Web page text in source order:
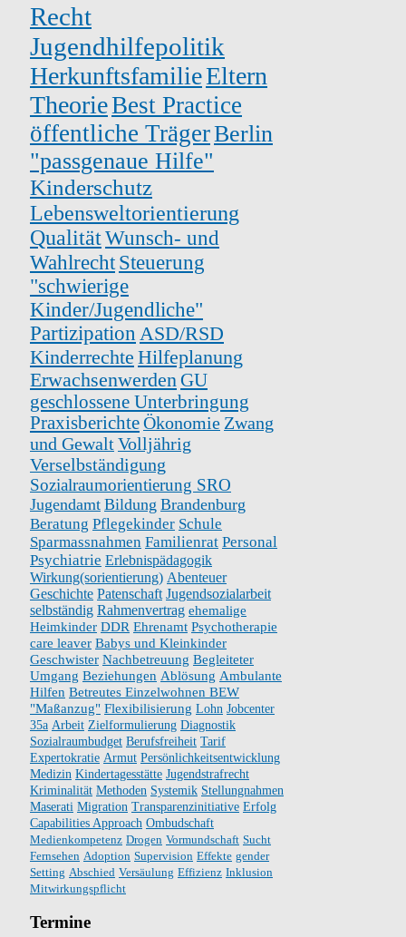
Recht
Jugendhilfepolitik
HerkunftsfamilieEltern
TheorieBest Practice
öffentliche TrägerBerlin
"passgenaue Hilfe"
Kinderschutz
Lebensweltorientierung
QualitätWunsch- und
Wahlrecht Steuerung
"schwierige
Kinder/Jugendliche"
Partizipation ASD/RSD
Kinderrechte Hilfeplanung
Erwachsenwerden GU
geschlossene Unterbringung
PraxisberichteÖkonomie Zwang
und GewaltVolljährig
Verselbständigung
Sozialraumorientierung SRO
Jugendamt Bildung Brandenburg
Beratung Pflegekinder Schule
Sparmassnahmen Familienrat Personal
Psychiatrie Erlebnispädagogik
Wirkung(sorientierung) Abenteuer
Geschichte Patenschaft Jugendsozialarbeit
selbständig Rahmenvertrag ehemalige
Heimkinder DDR Ehrenamt Psychotherapie
care leaver Babys und Kleinkinder
Geschwister Nachbetreuung Begleiteter
Umgang Beziehungen Ablösung Ambulante
Hilfen Betreutes Einzelwohnen BEW
"Maßanzug" Flexibilisierung Lohn Jobcenter
35a Arbeit Zielformulierung Diagnostik
Sozialraumbudget Berufsfreiheit Tarif
Expertokratie Armut Persönlichkeitsentwicklung
Medizin Kindertagesstätte Jugendstrafrecht
Kriminalität Methoden Systemik Stellungnahmen
Maserati Migration Transparenzinitiative Erfolg
Capabilities Approach Ombudschaft
Medienkompetenz Drogen Vormundschaft Sucht
Fernsehen Adoption Supervision Effekte gender
Setting Abschied Versäulung Effizienz Inklusion
Mitwirkungspflicht
Termine